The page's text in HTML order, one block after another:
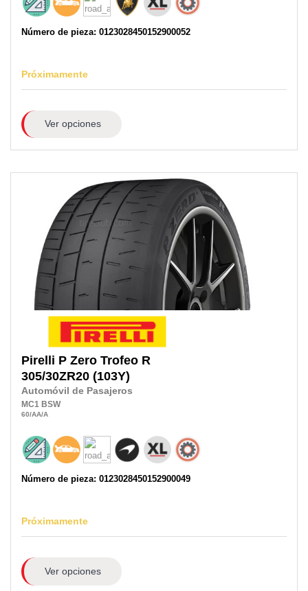
Número de pieza: 0123028450152900052
Próximamente
Ver opciones
Pirelli P Zero Trofeo R
305/30ZR20 (103Y)
Automóvil de Pasajeros
MC1 BSW
60/AA/A
Número de pieza: 0123028450152900049
Próximamente
Ver opciones